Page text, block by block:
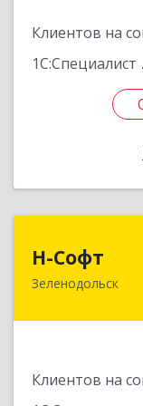
Клиентов на
1С:Специалист
Н-Софт
Зеленодольск
Клиентов на